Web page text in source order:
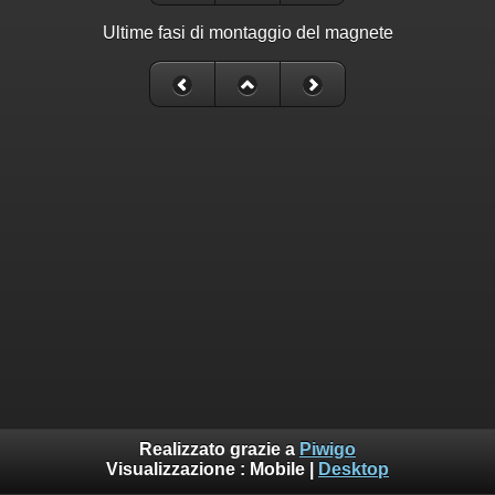
Ultime fasi di montaggio del magnete
Realizzato grazie a Piwigo
Visualizzazione : Mobile Desktop